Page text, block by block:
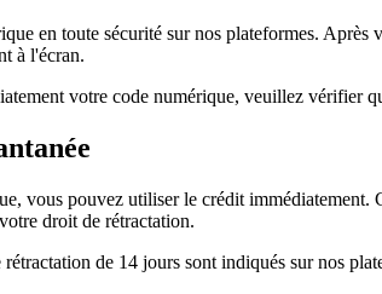
en toute sécurité sur nos plateformes.
à l'écran.
votre code numérique, veuillez vérifier
vous pouvez utiliser le crédit
droit de rétractation.
de 14 jours sont indiqués sur nos